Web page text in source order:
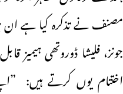
مصنف نے تذکرہ کیا ہے ان
جونز، فلیشا ڈوروتھی
اختتام یوں کرتے ہیں: